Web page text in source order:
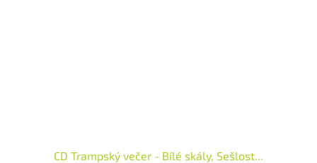
CD Trampský večer - Bílé skály, Sešlost...